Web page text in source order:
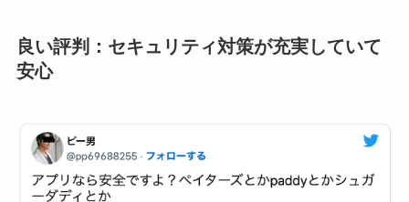
良い評判：セキュリティ対策が充実していて
安心